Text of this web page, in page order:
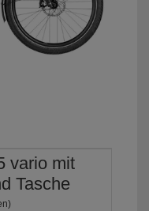
vario mit
Tasche